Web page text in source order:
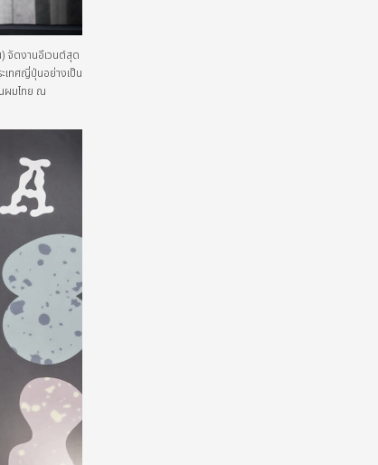
จัดงานอีเวนต์สุด
เทศญี่ปุ่นอย่างเป็น
ผมไทย ณ